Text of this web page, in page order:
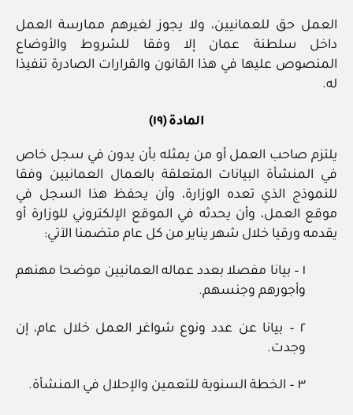
العمل حق للعمانيين، ولا يجوز لغيرهم ممارسة العمل
داخل سلطنة عمان إلا وفقا للشروط والأوضاع
المنصوص عليها في هذا القانون والقرارات الصادرة تنفيذا
له.
المادة (١٩)
يلتزم صاحب العمل أو من يمثله بأن يدون في سجل خاص
في المنشأة البيانات المتعلقة بالعمال العمانيين وفقا
للنموذج الذي تعده الوزارة، وأن يحفظ هذا السجل في
موقع العمل، وأن يحدثه في الموقع الإلكتروني للوزارة أو
يقدمه ورقيا خلال شهر يناير من كل عام متضمنا الآتي:
١ – بيانا مفصلا بعدد عماله العمانيين موضحا مهنهم
وأجورهم وجنسهم.
٢ – بيانا عن عدد ونوع شواغر العمل خلال عام، إن
وجدت.
٣ – الخطة السنوية للتعمين والإحلال في المنشأة.